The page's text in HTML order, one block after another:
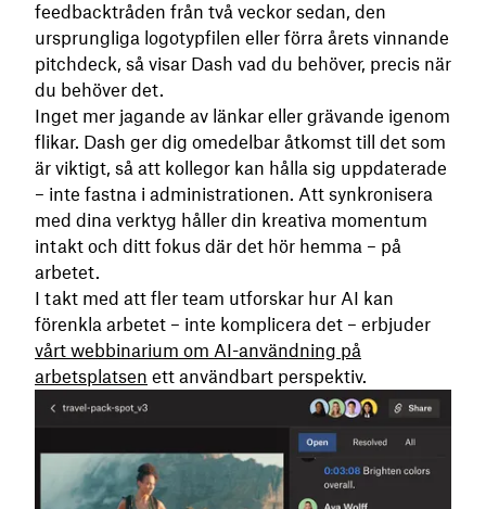
feedbacktråden från två veckor sedan, den
ursprungliga logotypfilen eller förra årets vinnande
pitchdeck, så visar Dash vad du behöver, precis när
du behöver det.
Inget mer jagande av länkar eller grävande igenom
flikar. Dash ger dig omedelbar åtkomst till det som
är viktigt, så att kollegor kan hålla sig uppdaterade
– inte fastna i administrationen. Att synkronisera
med dina verktyg håller din kreativa momentum
intakt och ditt fokus där det hör hemma – på
arbetet.
I takt med att fler team utforskar hur AI kan
förenkla arbetet – inte komplicera det – erbjuder
vårt webbinarium om AI-användning på
arbetsplatsen ett användbart perspektiv.